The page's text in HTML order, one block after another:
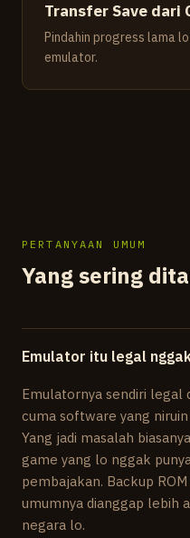
Transfer Save dari
Pindahin progress lama
emulator.
PERTANYAAN UMUM
Yang sering
Emulator itu legal
Emulatornya sendiri legal
cuma software yang
Yang jadi masalah
game yang lo nggak
pembajakan. Backup
umumnya dianggap lebih
negara lo.